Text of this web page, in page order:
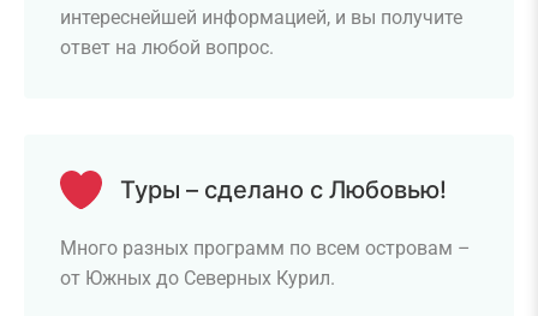
интереснейшей информацией, и вы получите
ответ на любой вопрос.
Туры – сделано с Любовью!
Много разных программ по всем островам –
от Южных до Северных Курил.